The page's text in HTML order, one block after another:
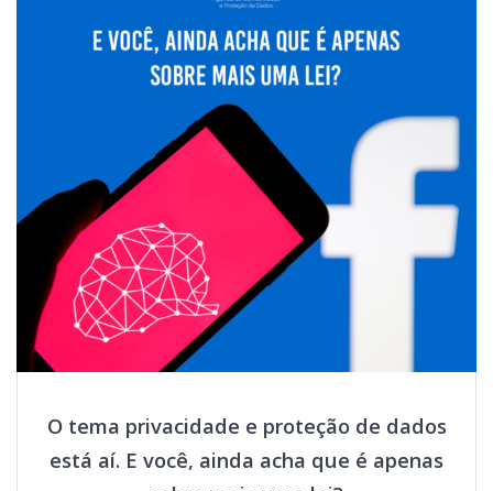
O tema privacidade e proteção de dados
está aí. E você, ainda acha que é apenas